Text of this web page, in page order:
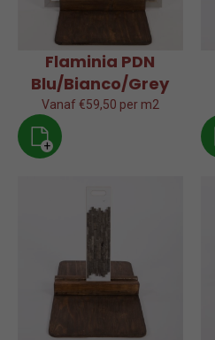
Flaminia PDN
Blu/Bianco/Grey
Vanaf €59,50 per m2
+